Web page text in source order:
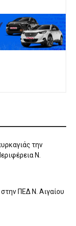
την
Ν.
ΠΕΔ Ν. Αιγαίου